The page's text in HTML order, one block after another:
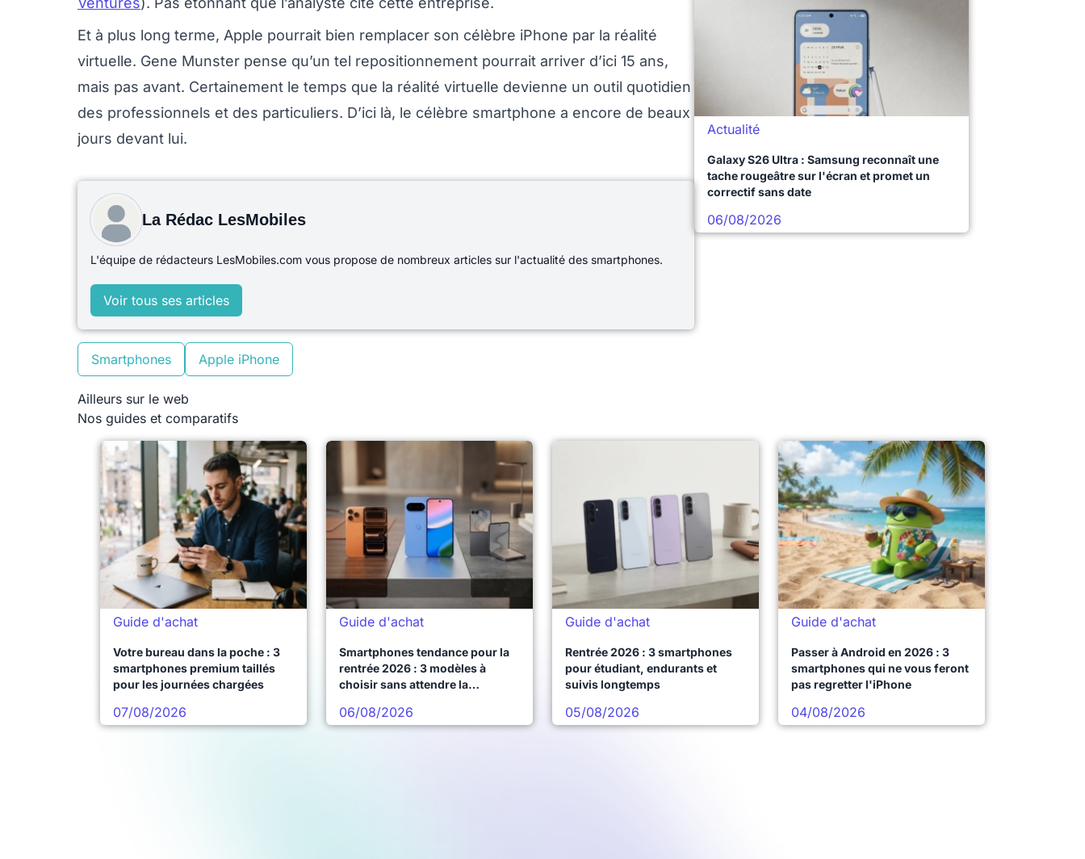
Et à plus long terme, Apple pourrait bien remplacer son célèbre iPhone par la réalité
virtuelle. Gene Munster pense qu’un tel repositionnement pourrait arriver d’ici 15 ans,
mais pas avant. Certainement le temps que la réalité virtuelle devienne un outil quotidien
des professionnels et des particuliers. D’ici là, le célèbre smartphone a encore de beaux
jours devant lui.
La Rédac LesMobiles
L'équipe de rédacteurs LesMobiles.com vous propose de nombreux articles sur l'actualité des smartphones.
Voir tous ses articles
Smartphones Apple iPhone
Ailleurs sur le web
Actualité
Galaxy S26 Ultra : Samsung reconnaît une
tache rougeâtre sur l'écran et promet un
correctif sans date
06/08/2026
Nos guides et comparatifs
Guide d'achat
Votre bureau dans la poche : 3
smartphones premium taillés
pour les journées chargées
07/08/2026
Guide d'achat
Smartphones tendance pour la
rentrée 2026 : 3 modèles à
choisir sans attendre la
06/08/2026
Guide d'achat
Rentrée 2026 : 3 smartphones
pour étudiant, endurants et
suivis longtemps
05/08/2026
Guide d'achat
Passer à Android en 2026 : 3
smartphones qui ne vous feront
pas regretter l'iPhone
04/08/2026